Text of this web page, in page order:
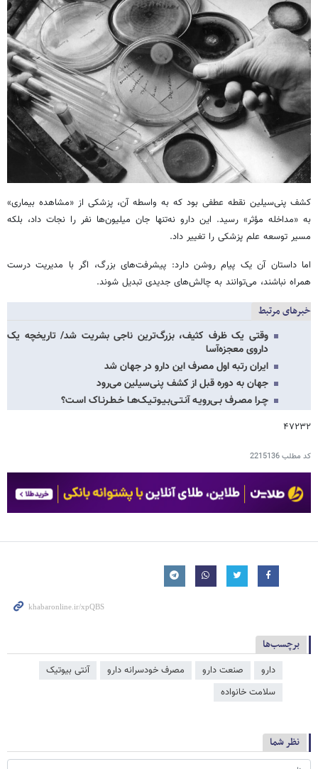
کشف پنی‌سیلین نقطه‌ عطفی بود که به واسطه آن، پزشکی از «مشاهده بیماری»
به «مداخله مؤثر» رسید. این دارو نه‌تنها جان میلیون‌ها نفر را نجات داد، بلکه
مسیر توسعه علم پزشکی را تغییر داد.
اما داستان آن یک پیام روشن دارد: پیشرفت‌های بزرگ، اگر با مدیریت درست
همراه نباشند، می‌توانند به چالش‌های جدیدی تبدیل شوند.
خبرهای مرتبط
وقتی یک ظرف کثیف، بزرگ‌ترین ناجی بشریت شد/ تاریخچه یک
داروی معجزه‌آسا
ایران رتبه اول مصرف این دارو در جهان شد
جهان به دوره قبل از کشف پنی‌سیلین می‌رود
چـرا مصـرف بـی‌رویـه آنـتـی‌بـیـوتـیـک‌هـا خـطـرنـاک اسـت؟
۴۷۲۳۲
کد مطلب2215136
برچسب‌ها
دارو صنعت دارو مصرف خودسرانه دارو
آنتی بیوتیک
سلامت خانواده
نظر شما